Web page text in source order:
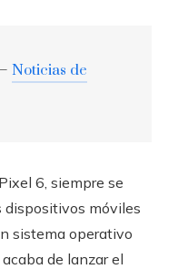
Noticias de
6, siempre se
dispositivos móviles
sistema operativo
de lanzar el